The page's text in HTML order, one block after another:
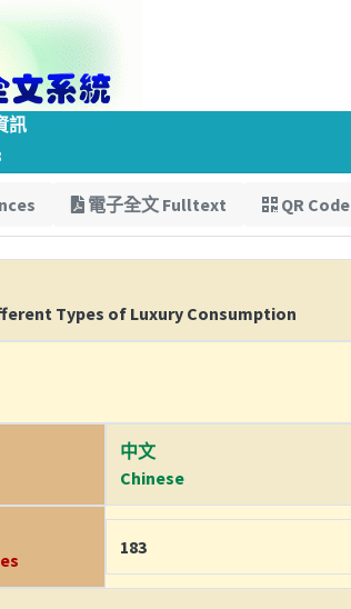
訊
電子全文 Fulltext QR Code
Types of Luxury Consumption
中文
Chinese
183